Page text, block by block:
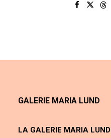
GALERIE MARIA LUND
LA GALERIE MARIA LUND